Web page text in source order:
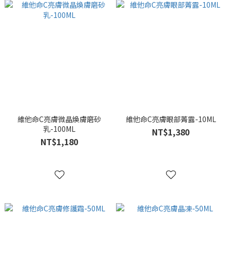
維他命C亮膚微晶煥膚磨砂
乳-100ML
NT$1,180
維他命C亮膚眼部菁露-10ML
NT$1,380